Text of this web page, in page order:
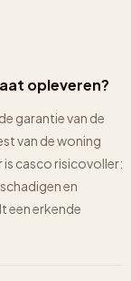
opleveren?
garantie van de
van de woning
casco risicovoller:
en
een erkende